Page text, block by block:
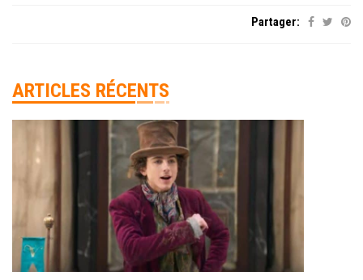
Partager:
ARTICLES RÉCENTS